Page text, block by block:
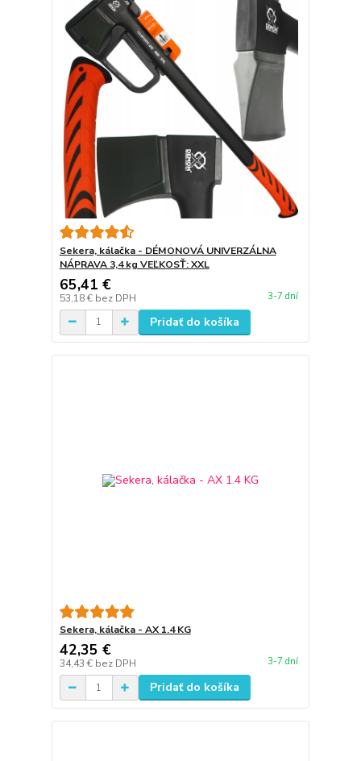
Sekera, kálačka - DÉMONOVÁ UNIVERZÁLNA
NÁPRAVA 3,4 kg VEĽKOSŤ: XXL
65,41 €
53,18 € bez DPH 3-7 dní
Pridať do košíka
Sekera, kálačka - AX 1.4 KG
42,35 €
34,43 € bez DPH 3-7 dní
Pridať do košíka